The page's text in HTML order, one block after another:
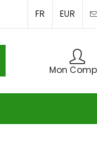
FR EUR
Mon